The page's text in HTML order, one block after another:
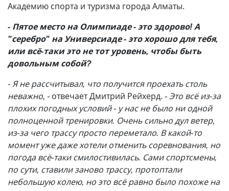
Академию спорта и туризма города Алматы.
- Пятое место на Олимпиаде - это здорово! А
"серебро" на Универсиаде - это хорошо для тебя,
или всё-таки это не тот уровень, чтобы быть
довольным собой?
- Я не рассчитывал, что получится проехать столь
неважно, - отвечает Дмитрий Рейхерд. - Это всё из-за
плохих погодных условий - у нас не было ни одной
полноценной тренировки. Очень сильно дул ветер,
из-за чего трассу просто переметало. В какой-то
момент уже даже хотели отменить соревнования, но
погода всё-таки смилостивилась. Сами спортсмены,
по сути, ставили заново трассу, протоптали
небольшую колею, но это всё равно было похоже на